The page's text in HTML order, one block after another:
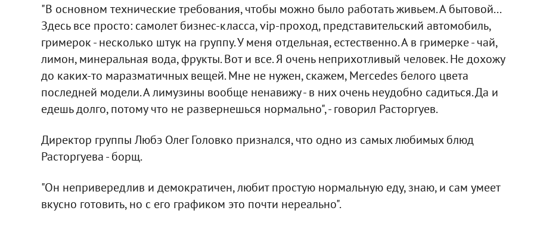
"В основном технические требования, чтобы можно было работать живьем. А бытовой...
Здесь все просто: самолет бизнес-класса, vip-проход, представительский автомобиль,
гримерок - несколько штук на группу. У меня отдельная, естественно. А в гримерке - чай,
лимон, минеральная вода, фрукты. Вот и все. Я очень неприхотливый человек. Не дохожу
до каких-то маразматичных вещей. Мне не нужен, скажем, Mercedes белого цвета
последней модели. А лимузины вообще ненавижу - в них очень неудобно садиться. Да и
едешь долго, потому что не развернешься нормально", - говорил Расторгуев.
Директор группы Любэ Олег Головко признался, что одно из самых любимых блюд
Расторгуева - борщ.
"Он непривередлив и демократичен, любит простую нормальную еду, знаю, и сам умеет
вкусно готовить, но с его графиком это почти нереально".